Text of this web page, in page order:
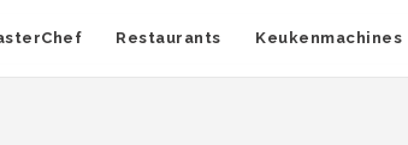
Restaurants Keukenmachines